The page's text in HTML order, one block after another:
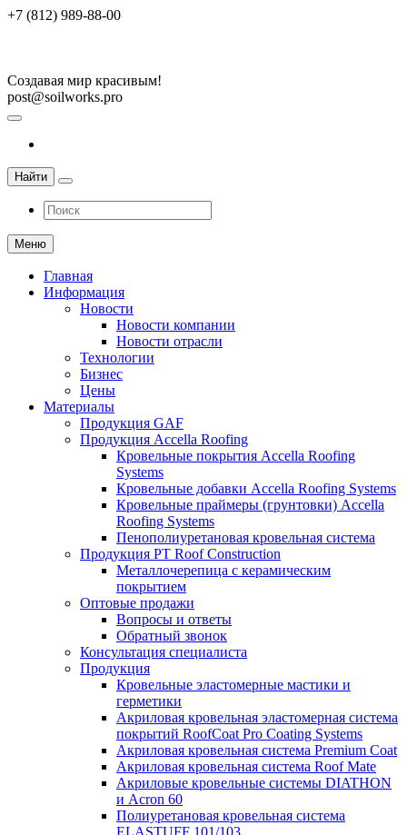
+7 (812) 989-88-00
Создавая мир красивым!
post@soilworks.pro
Найти
Меню
Главная
Информация
Новости
Новости компании
Новости отрасли
Технологии
Бизнес
Цены
Материалы
Продукция GAF
Продукция Accella Roofing
Кровельные покрытия Accella Roofing
Systems
Кровельные добавки Accella Roofing Systems
Кровельные праймеры (грунтовки) Accella
Roofing Systems
Пенополиуретановая кровельная система
Продукция PT Roof Construction
Металлочерепица с керамическим
покрытием
Оптовые продажи
Вопросы и ответы
Обратный звонок
Консультация специалиста
Продукция
Кровельные эластомерные мастики и
герметики
Акриловая кровельная эластомерная система
покрытий RoofCoat Pro Coating Systems
Акриловая кровельная система Premium Coat
Акриловая кровельная система Roof Mate
Акриловые кровельные системы DIATHON
и Acron 60
Полиуретановая кровельная система
ELASTUFF 101/103